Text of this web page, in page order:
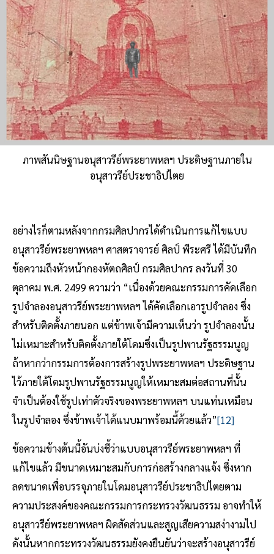
ภาพสันนิษฐานอนุสาวรีย์พระยาพหลฯ ประดิษฐานภายใน
อนุสาวรีย์ประชาธิปไตย
อย่างไรก็ตามหลังจากกรมศิลปากรได้ดำเนินการแก้ไขแบบ
อนุสาวรีย์พระยาพหลฯ ศาสตราจารย์ ศิลป์ พีระศรี ได้มีบันทึก
ข้อความถึงหัวหน้ากองหัตถศิลป์ กรมศิลปากร ลงวันที่ 30
ตุลาคม พ.ศ. 2499 ความว่า “เนื่องด้วยคณะกรรมการคัดเลือก
รูปจำลองอนุสาวรีย์พระยาพหลฯ ได้คัดเลือกเอารูปจำลอง ซึ่ง
สำหรับติดตั้งภายนอก แต่ข้าพเจ้ามีความเห็นว่า รูปจำลองนั้น
ไม่เหมาะสำหรับติดตั้งภายใต้โดมซึ่งเป็นรูปพานรัฐธรรมนูญ
ถ้าหากว่ากรรมการต้องการสร้างรูปพระยาพหลฯ ประดิษฐาน
ไว้ภายใต้โดมรูปพานรัฐธรรมนูญให้เหมาะสมต่อสถานที่นั้น
จำเป็นต้องใช้รูปเท่าตัวจริงของพระยาพหลฯ บนแท่นเหมือน
ในรูปจำลอง ซึ่งข้าพเจ้าได้แนบมาพร้อมนี้ด้วยแล้ว”[12]
ข้อความข้างต้นนี้อันบ่งชี้ว่าแบบอนุสาวรีย์พระยาพหลฯ ที่
แก้ไขแล้ว มีขนาดเหมาะสมกับการก่อสร้างกลางแจ้ง ซึ่งหาก
ลดขนาดเพื่อบรรจุภายในโดมอนุสาวรีย์ประชาธิปไตยตาม
ความประสงค์ของคณะกรรมการกระทรวงวัฒนธรรม อาจทำให้
อนุสาวรีย์พระยาพหลฯ ผิดสัดส่วนและสูญเสียความสง่างามไป
ดังนั้นหากกระทรวงวัฒนธรรมยังคงยืนยันว่าจะสร้างอนุสาวรีย์